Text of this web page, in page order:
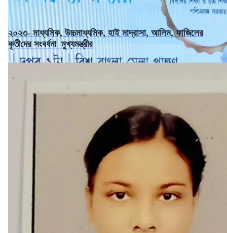
২০২৩- মাধ্যমিক, উচ্চমাধ্যমিক, হাই মাদ্রাসা, আলিম, ফাজিলের
কৃ‌তী‌দের সংবর্ধনা মুখ্যমন্ত্রীর